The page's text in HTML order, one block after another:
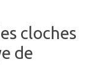
cloches
de